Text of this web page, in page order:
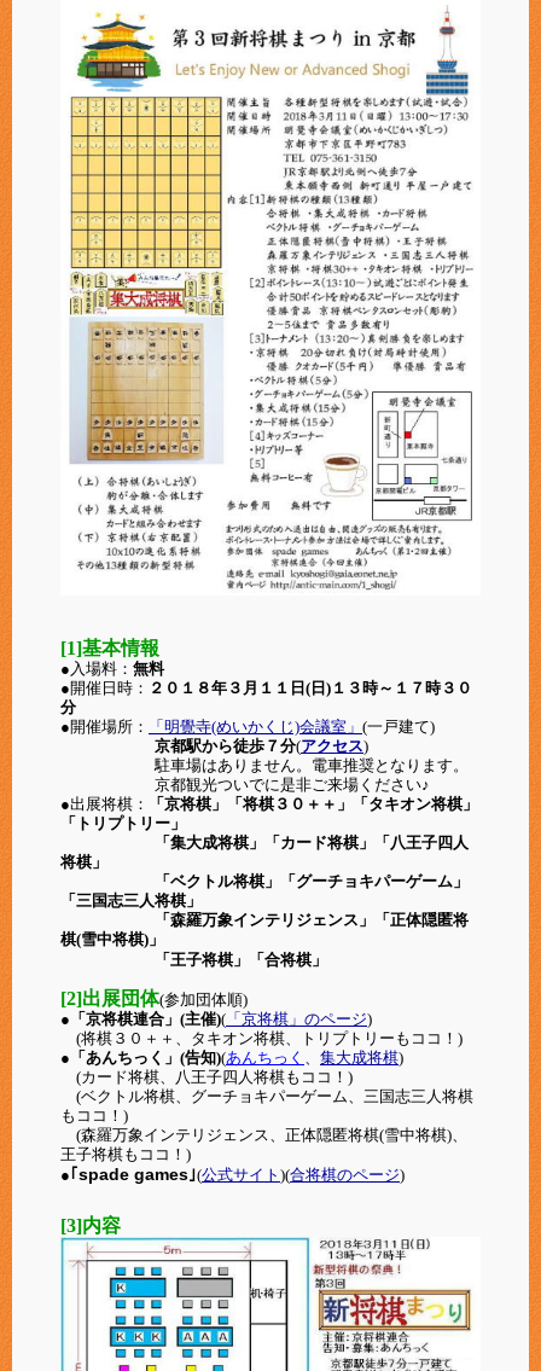
[1]基本情報
●入場料： 無料
●開催日時： ２０１８年３月１１日(日)１３時～１７時３０
分
●開催場所：
「明覺寺(めいかくじ)会議室」 (一戸建て)
京都駅から徒歩７分(アクセス)
駐車場はありません。電車推奨となります。
京都観光ついでに是非ご来場ください♪
●出展将棋：
「京将棋」「将棋３０＋＋」「タキオン将棋」
「トリプトリー」
「集大成将棋」「カード将棋」「八王子四人
将棋」
「ベクトル将棋」「グーチョキパーゲーム」
「三国志三人将棋」
「森羅万象インテリジェンス」「正体隠匿将
棋(雪中将棋)」
「王子将棋」
「合将棋」
[2]出展団体(参加団体順)
●「京将棋連合」(主催)( 「京将棋」のページ)
(将棋３０＋＋、タキオン将棋、トリプトリーもココ！)
●「あんちっく」(告知)(あんちっく 、 集大成将棋)
(カード将棋、八王子四人将棋もココ！)
(ベクトル将棋、グーチョキパーゲーム、三国志三人将棋
もココ！)
(森羅万象インテリジェンス、 正体隠匿将棋(雪中将棋)、
王子将棋もココ！)
●｢ spade games｣(公式サイト )(合将棋のページ)
[3]内容